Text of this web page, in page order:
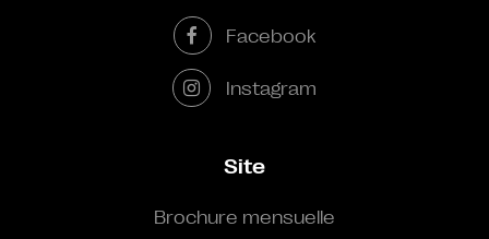
Facebook
Instagram
Site
Brochure mensuelle